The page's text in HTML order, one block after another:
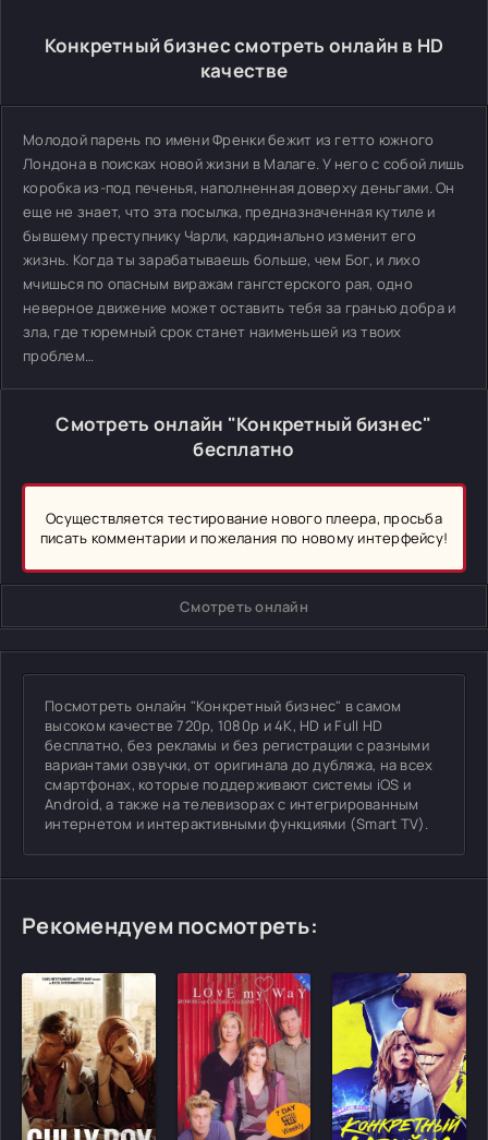
Конкретный бизнес смотреть онлайн в HD
качестве
Молодой парень по имени Френки бежит из гетто южного
Лондона в поисках новой жизни в Малаге. У него с собой лишь
коробка из-под печенья, наполненная доверху деньгами. Он
еще не знает, что эта посылка, предназначенная кутиле и
бывшему преступнику Чарли, кардинально изменит его
жизнь. Когда ты зарабатываешь больше, чем Бог, и лихо
мчишься по опасным виражам гангстерского рая, одно
неверное движение может оставить тебя за гранью добра и
зла, где тюремный срок станет наименьшей из твоих
проблем…
Смотреть онлайн "Конкретный бизнес"
бесплатно
Осуществляется тестирование нового плеера, просьба
писать комментарии и пожелания по новому интерфейсу!
Смотреть онлайн
Посмотреть онлайн "Конкретный бизнес" в самом
высоком качестве 720p, 1080p и 4K, HD и Full HD
бесплатно, без рекламы и без регистрации с разными
вариантами озвучки, от оригинала до дубляжа, на всех
смартфонах, которые поддерживают системы iOS и
Android, а также на телевизорах с интегрированным
интернетом и интерактивными функциями (Smart TV).
Рекомендуем посмотреть: